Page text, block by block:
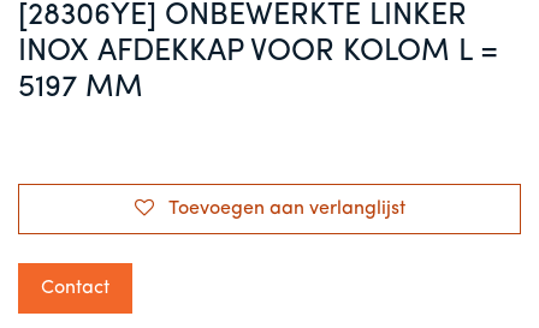
[28306YE] ONBEWERKTE LINKER
INOX AFDEKKAP VOOR KOLOM L =
5197 MM
Toevoegen aan verlanglijst
Contact